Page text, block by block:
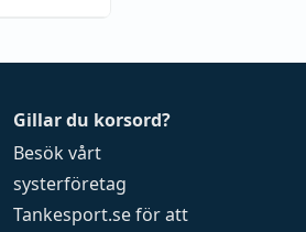
Gillar du korsord?
Besök vårt
systerföretag
Tankesport.seför att